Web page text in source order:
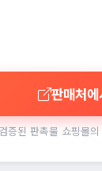
판매처
검증된 판촉물 쇼핑몰